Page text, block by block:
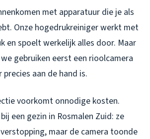
met apparatuur die je als
Onze hogedrukreiniger werkt met
en spoelt werkelijk alles door. Maar
gebruiken eerst een rioolcamera
aan de hand is.
voorkomt onnodige kosten.
een gezin in Rosmalen Zuid: ze
maar de camera toonde